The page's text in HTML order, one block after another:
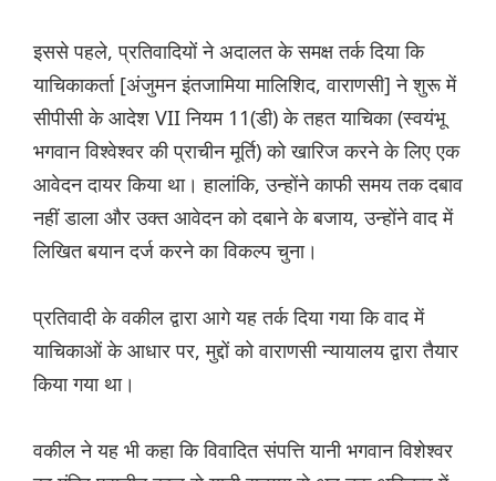
इससे पहले, प्रतिवादियों ने अदालत के समक्ष तर्क दिया कि
याचिकाकर्ता [अंजुमन इंतजामिया मालिशिद, वाराणसी] ने शुरू में
सीपीसी के आदेश VII नियम 11(डी) के तहत याचिका (स्वयंभू
भगवान विश्वेश्वर की प्राचीन मूर्ति) को खारिज करने के लिए एक
आवेदन दायर किया था। हालांकि, उन्होंने काफी समय तक दबाव
नहीं डाला और उक्त आवेदन को दबाने के बजाय, उन्होंने वाद में
लिखित बयान दर्ज करने का विकल्प चुना।
प्रतिवादी के वकील द्वारा आगे यह तर्क दिया गया कि वाद में
याचिकाओं के आधार पर, मुद्दों को वाराणसी न्यायालय द्वारा तैयार
किया गया था।
वकील ने यह भी कहा कि विवादित संपत्ति यानी भगवान विशेश्वर